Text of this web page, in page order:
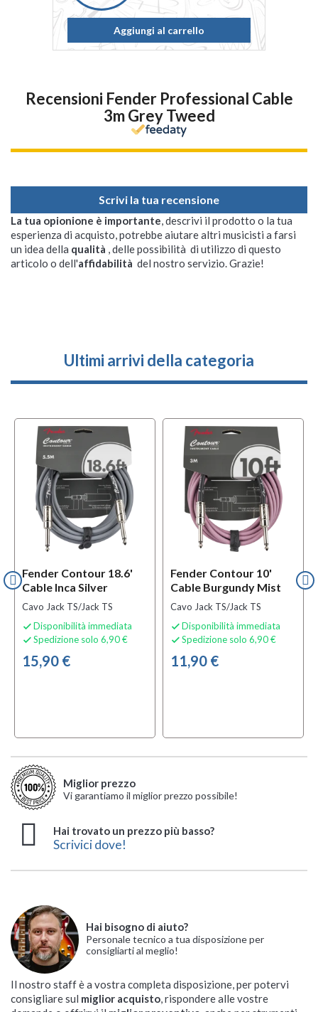
Aggiungi al carrello
Recensioni Fender Professional Cable
3m Grey Tweed
Scrivi la tua recensione
La tua opionione è importante, descrivi il prodotto o la tua
esperienza di acquisto, potrebbe aiutare altri musicisti a farsi
un idea della qualità , delle possibilità di utilizzo di questo
articolo o dell'affidabilità del nostro servizio. Grazie!
Ultimi arrivi della categoria
Fender Contour 18.6'
Cable Inca Silver
Cavo Jack TS/Jack TS
 Disponibilità immediata
 Spedizione solo 6,90 €
15,90 €
Fender Contour 10'
Cable Burgundy Mist
Cavo Jack TS/Jack TS
 Disponibilità immediata
 Spedizione solo 6,90 €
11,90 €
Miglior prezzo
Vi garantiamo il miglior prezzo possibile!
Hai trovato un prezzo più basso?
Scrivici dove!
Hai bisogno di aiuto?
Personale tecnico a tua disposizione per
consigliarti al meglio!
Il nostro staff è a vostra completa disposizione, per potervi
consigliare sul miglior acquisto, rispondere alle vostre